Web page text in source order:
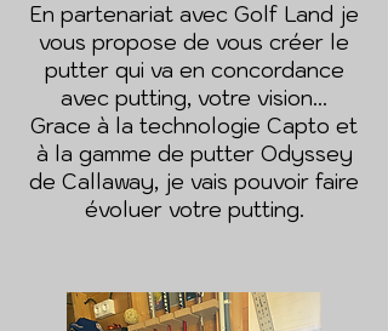
En partenariat avec Golf Land je
vous propose de vous créer le
putter qui va en concordance
avec putting, votre vision...
Grace à la technologie Capto et
à la gamme de putter Odyssey
de Callaway, je vais pouvoir faire
évoluer votre putting.